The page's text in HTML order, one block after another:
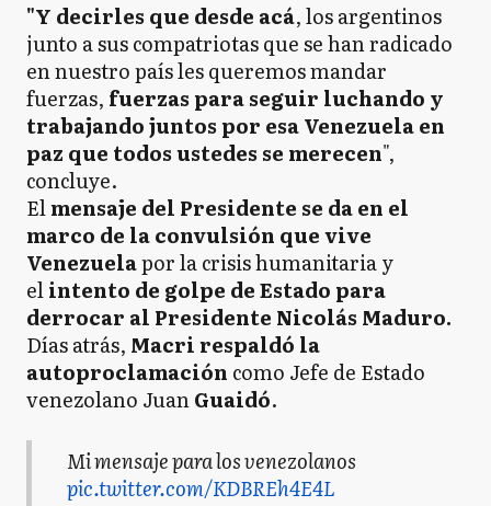
"Y decirles que desde acá, los argentinos
junto a sus compatriotas que se han radicado
en nuestro país les queremos mandar
fuerzas, fuerzas para seguir luchando y
trabajando juntos por esa Venezuela en
paz que todos ustedes se merecen",
concluye.
Elmensaje del Presidente se da en el
marco de la convulsión que vive
Venezuelapor la crisis humanitaria y
elintento de golpe de Estado para
derrocar al Presidente Nicolás Maduro.
Días atrás, Macri respaldó la
autoproclamación como Jefe de Estado
venezolano JuanGuaidó.
Mi mensaje para los venezolanos
pic.twitter.com/KDBREh4E4L